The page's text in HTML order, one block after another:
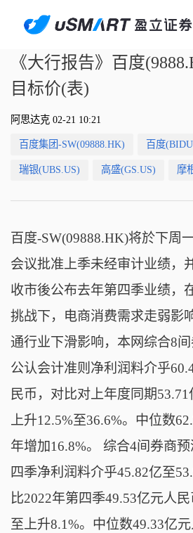
《大行报告》百度
目标价(表)
阿思达克 02-21 10:21
百度集团-SW(09888.HK) 百度
瑞银(UBS.US) 高盛(GS.US) 摩
百度-SW(09888.HK)将於下周
会议批准上季未经审计业绩，
收市後公布去年第四季业绩，
挑战下，电商消费需求走弱影
通行业下滑影响，本网综合8
公认会计准则净利润料介乎
民币，对比对上年度同期
上升12.5%至36.6%。中位数
年增加16.8%。 综合4间券商
四季净利润料介乎45.82亿至
比2022年第四季49.53亿元人
至上升8.1%。中位数49.33亿